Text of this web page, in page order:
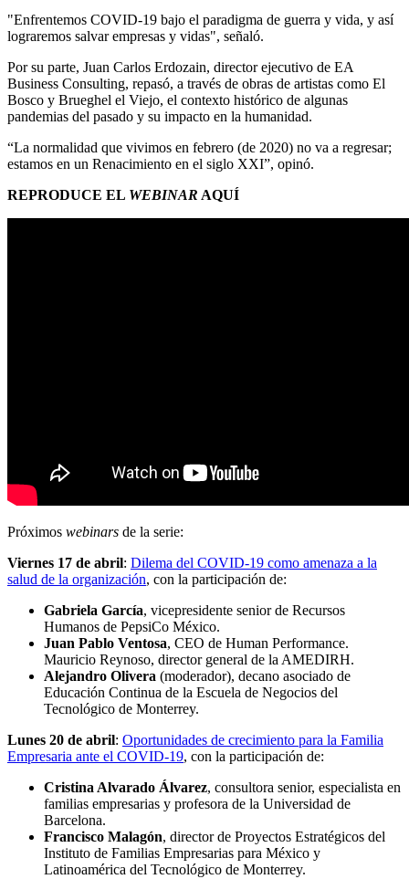
"Enfrentemos COVID-19 bajo el paradigma de guerra y vida, y así
lograremos salvar empresas y vidas", señaló.
Por su parte, Juan Carlos Erdozain, director ejecutivo de EA
Business Consulting, repasó, a través de obras de artistas como El
Bosco y Brueghel el Viejo, el contexto histórico de algunas
pandemias del pasado y su impacto en la humanidad.
“La normalidad que vivimos en febrero (de 2020) no va a regresar;
estamos en un Renacimiento en el siglo XXI”, opinó.
REPRODUCE EL WEBINAR AQUÍ
Próximos webinars de la serie:
Viernes 17 de abril: Dilema del COVID-19 como amenaza a la
salud de la organización, con la participación de:
Gabriela García, vicepresidente senior de Recursos
Humanos de PepsiCo México.
Juan Pablo Ventosa, CEO de Human Performance.
Mauricio Reynoso, director general de la AMEDIRH.
Alejandro Olivera (moderador), decano asociado de
Educación Continua de la Escuela de Negocios del
Tecnológico de Monterrey.
Lunes 20 de abril: Oportunidades de crecimiento para la Familia
Empresaria ante el COVID-19, con la participación de:
Cristina Alvarado Álvarez, consultora senior, especialista en
familias empresarias y profesora de la Universidad de
Barcelona.
Francisco Malagón, director de Proyectos Estratégicos del
Instituto de Familias Empresarias para México y
Latinoamérica del Tecnológico de Monterrey.